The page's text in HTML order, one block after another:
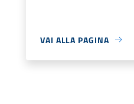
VAI ALLA PAGINA